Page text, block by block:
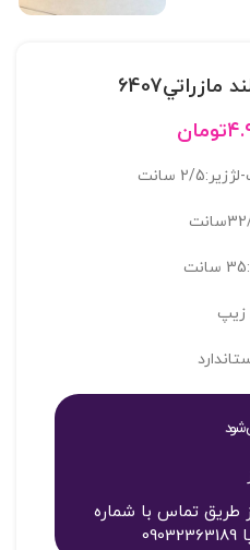
تومان
زیپ
شود
تماس با شماره